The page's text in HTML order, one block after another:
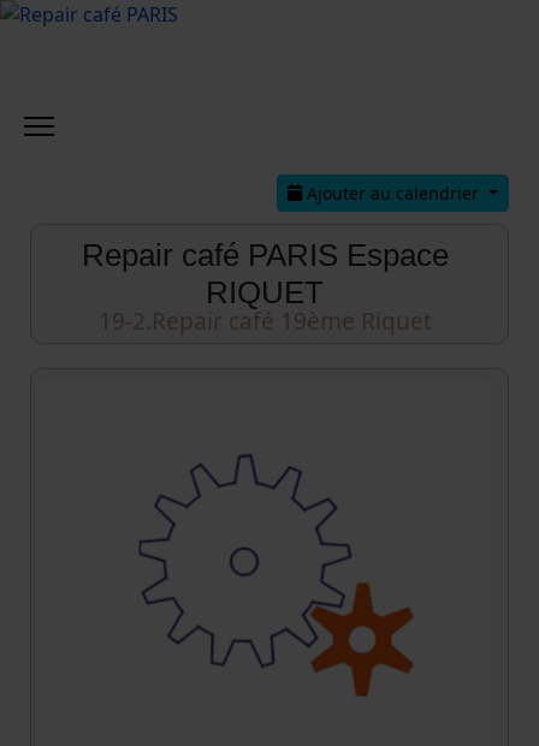
Ajouter au calendrier
Repair café PARIS Espace
RIQUET
19-2.Repair café 19ème Riquet